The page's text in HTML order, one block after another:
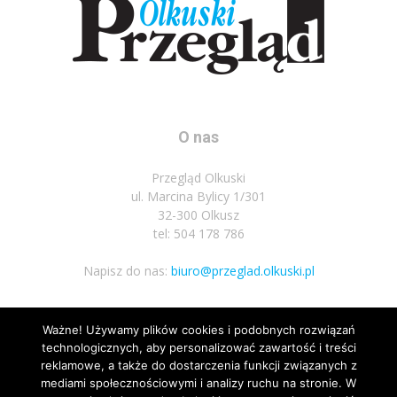
O nas
Przegląd Olkuski
ul. Marcina Bylicy 1/301
32-300 Olkusz
tel: 504 178 786
Napisz do nas: biuro@przeglad.olkuski.pl
Podążaj za nami
Ważne! Używamy plików cookies i podobnych rozwiązań
technologicznych, aby personalizować zawartość i treści
reklamowe, a także do dostarczenia funkcji związanych z
mediami społecznościowymi i analizy ruchu na stronie. W